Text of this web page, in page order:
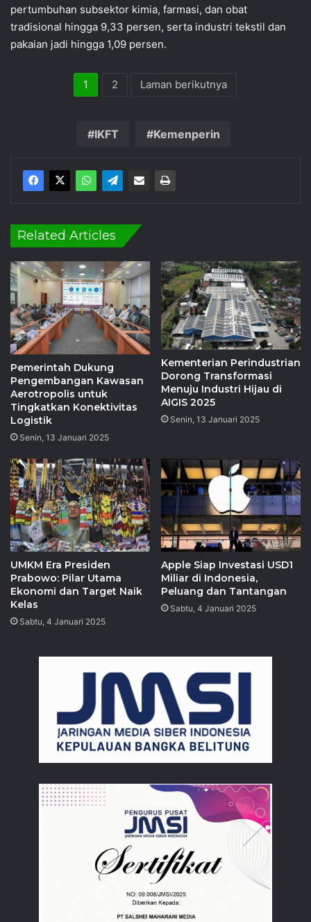
pertumbuhan subsektor kimia, farmasi, dan obat
tradisional hingga 9,33 persen, serta industri tekstil dan
pakaian jadi hingga 1,09 persen.
1 2 Laman berikutnya
IKFT Kemenperin
Related Articles
Pemerintah Dukung
Pengembangan Kawasan
Aerotropolis untuk
Tingkatkan Konektivitas
Logistik
Senin, 13 Januari 2025
Kementerian Perindustrian
Dorong Transformasi
Menuju Industri Hijau di
AIGIS 2025
Senin, 13 Januari 2025
UMKM Era Presiden
Prabowo: Pilar Utama
Ekonomi dan Target Naik
Kelas
Sabtu, 4 Januari 2025
Apple Siap Investasi USD1
Miliar di Indonesia,
Peluang dan Tantangan
Sabtu, 4 Januari 2025